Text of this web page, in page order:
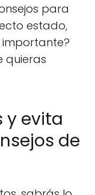
para
estado,
quieras
y evita
de